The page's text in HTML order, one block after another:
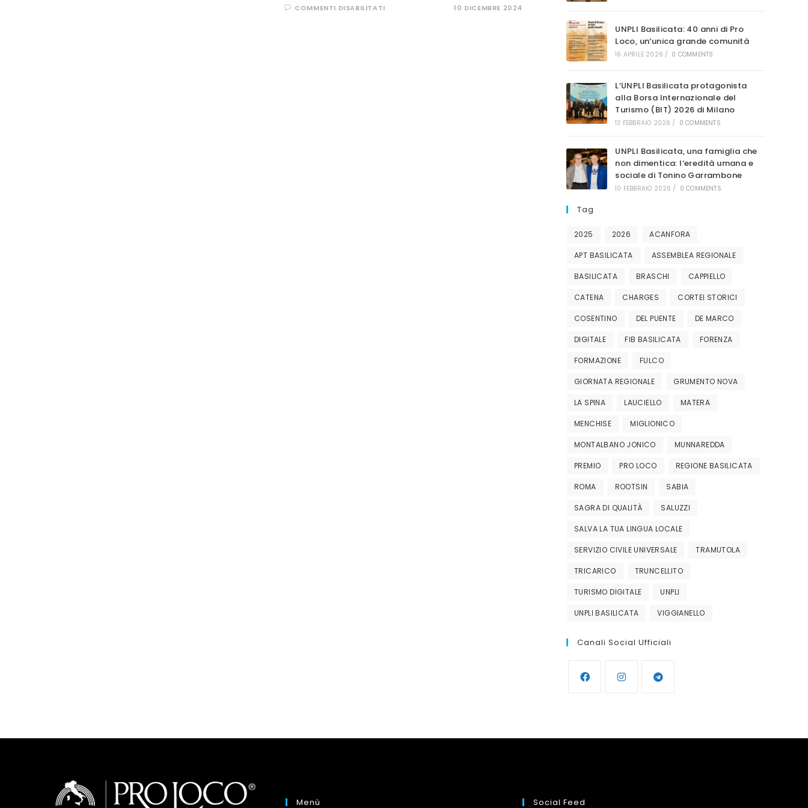
sito
web
COMMENTI DISABILITATISU 10 DICEMBRE 2024
UNPLI Basilicata: 40 anni di Pro
Loco, un’unica grande comunità
16 APRILE 2026 / 0 COMMENTS
L’UNPLI Basilicata protagonista
alla Borsa Internazionale del
Turismo (BIT) 2026 di Milano
13 FEBBRAIO 2026 / 0 COMMENTS
UNPLI Basilicata, una famiglia che
non dimentica: l’eredità umana e
sociale di Tonino Garrambone
10 FEBBRAIO 2026 / 0 COMMENTS
Tag
2025 2026 ACANFORA
APT BASILICATA ASSEMBLEA REGIONALE
BASILICATA BRASCHI CAPPIELLO
CATENA CHARGES CORTEI STORICI
COSENTINO DEL PUENTE DE MARCO
DIGITALE FIB BASILICATA FORENZA
FORMAZIONE FULCO
GIORNATA REGIONALE GRUMENTO NOVA
LA SPINA LAUCIELLO MATERA
MENCHISE MIGLIONICO
MONTALBANO JONICO MUNNAREDDA
PREMIO PRO LOCO REGIONE BASILICATA
ROMA ROOTSIN SABIA
SAGRA DI QUALITÀ SALUZZI
SALVA LA TUA LINGUA LOCALE
SERVIZIO CIVILE UNIVERSALE TRAMUTOLA
TRICARICO TRUNCELLITO
TURISMO DIGITALE UNPLI
UNPLI BASILICATA VIGGIANELLO
Canali Social Ufficiali
Menù Social Feed